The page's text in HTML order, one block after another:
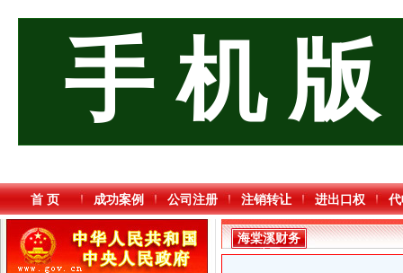
手 机 版
首 页 成功案例 公司注册 注销转让 进出口权
海棠溪财务
公司